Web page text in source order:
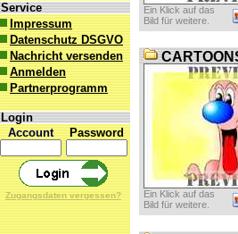
Service
Impressum
Datenschutz DSGVO
Nachricht versenden
Anmelden
Partnerprogramm
Login
Account
Password
Zugangsdaten vergessen?
Ein Klick auf das
Bild für weitere.
Ein Klick auf das
Bild für weitere.